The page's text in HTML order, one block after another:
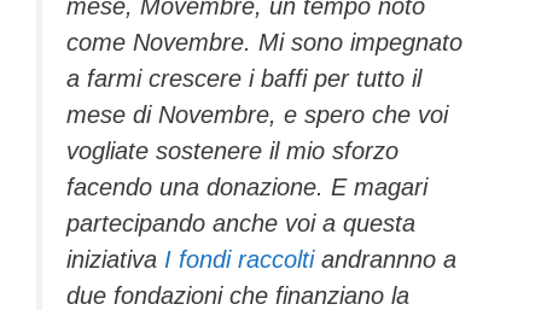
mese, Movembre, un tempo noto
come Novembre. Mi sono impegnato
a farmi crescere i baffi per tutto il
mese di Novembre, e spero che voi
vogliate sostenere il mio sforzo
facendo una donazione. E magari
partecipando anche voi a questa
iniziativa I fondi raccolti andrannno a
due fondazioni che finanziano la